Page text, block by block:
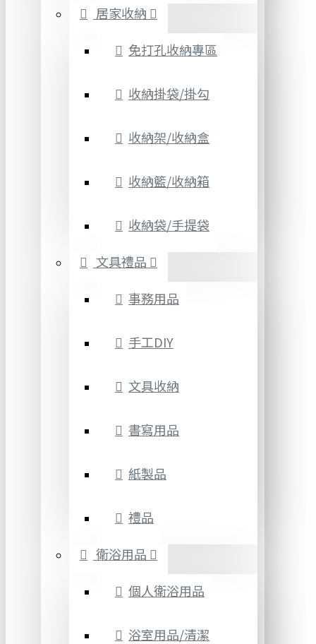
居家收納
免打孔收納專區
收納掛袋/掛勾
收納架/收納盒
收納籃/收納箱
收納袋/手提袋
文具禮品
事務用品
手工DIY
文具收納
書寫用品
紙製品
禮品
衛浴用品
個人衛浴用品
浴室用品/清潔